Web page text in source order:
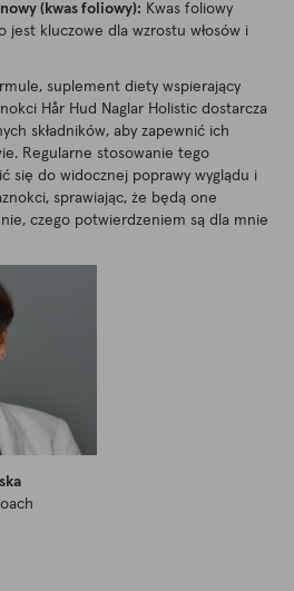
(kwas foliowy): Kwas foliowy
jest kluczowe dla wzrostu włosów i
suplement diety wspierający
Hår Hud Naglar Holistic dostarcza
składników, aby zapewnić ich
Regularne stosowanie tego
się do widocznej poprawy wyglądu i
sprawiając, że będą one
czego potwierdzeniem są dla mnie